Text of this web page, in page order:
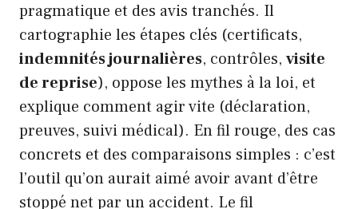
pragmatique et des avis tranchés. Il
cartographie les étapes clés (certificats,
indemnités journalières, contrôles, visite
de reprise), oppose les mythes à la loi, et
explique comment agir vite (déclaration,
preuves, suivi médical). En fil rouge, des cas
concrets et des comparaisons simples : c’est
l’outil qu’on aurait aimé avoir avant d’être
stoppé net par un accident. Le fil